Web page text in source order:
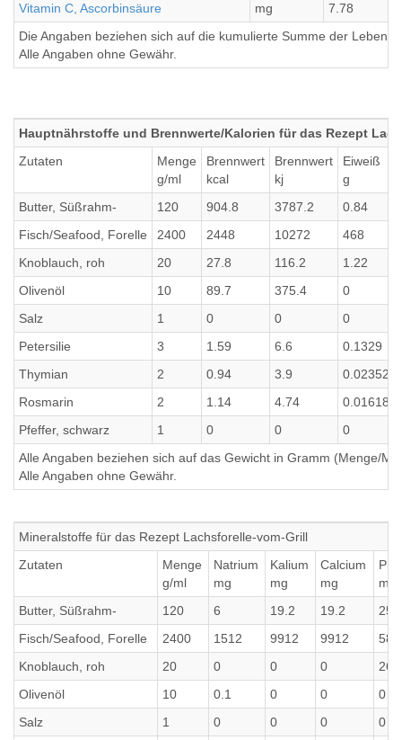
Vitamin C, Ascorbinsäure mg
7.78
Die Angaben beziehen sich auf die kumulierte Summe der
Alle Angaben ohne Gewähr.
Hauptnährstoffe und Brennwerte/Kalorien für das Rezept
Zutaten
Menge
g/ml
Brennwert
kcal
Brennwert
kj
Eiweiß
g
Butter, Süßrahm-
120 904.8 3787.2 0.84
Fisch/Seafood, Forelle
2400 2448 10272 468
Knoblauch, roh
20 27.8 116.2 1.22
Olivenöl
10 89.7 375.4 0
Salz
1 0 0 0
Petersilie
3 1.59 6.6 0.1329
Thymian
2 0.94 3.9 0.02352
Rosmarin
2 1.14 4.74 0.01618
Pfeffer, schwarz
1 0 0 0
Alle Angaben beziehen sich auf das Gewicht in Gramm (Menge/
Alle Angaben ohne Gewähr.
Mineralstoffe für das Rezept Lachsforelle-vom-Grill
Zutaten
Menge
g/ml
Natrium
mg
Kalium
mg
Calcium
mg
mg
Butter, Süßrahm-
120 6 19.2 19.2
Fisch/Seafood, Forelle
2400 1512 9912 9912
Knoblauch, roh
20 0 0 0
Olivenöl
10 0.1 0 0
0
Salz
1 0 0 0
0